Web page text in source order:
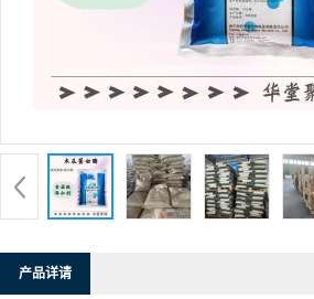
产品详请